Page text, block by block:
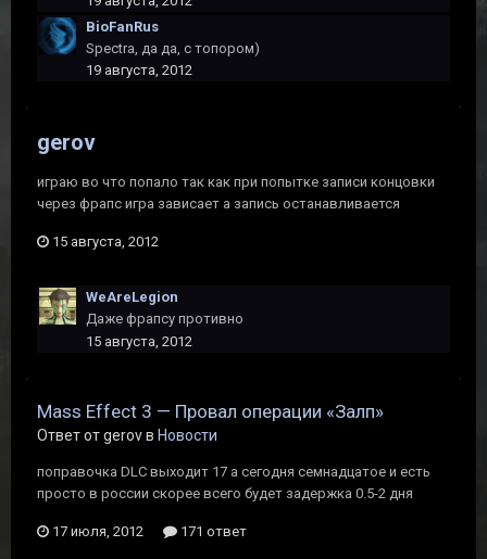
BioFanRus
Spectra, да да, с топором)
19 августа, 2012
gerov
играю во что попало так как при попытке записи концовки
через фрапс игра зависает а запись останавливается
15 августа, 2012
WeAreLegion
Даже фрапсу противно
15 августа, 2012
Mass Effect 3 — Провал операции «Залп»
Ответ от gerov в Новости
поправочка DLC выходит 17 а сегодня семнадцатое и есть
просто в россии скорее всего будет задержка 0.5-2 дня
17 июля, 2012 171 ответ